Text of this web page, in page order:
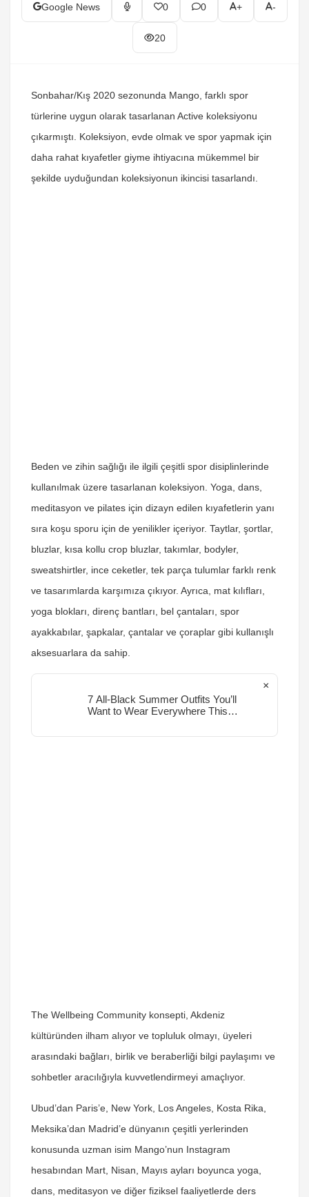
Google News 0 0 + -
20
Sonbahar/Kış 2020 sezonunda Mango, farklı spor
türlerine uygun olarak tasarlanan Active koleksiyonu
çıkarmıştı. Koleksiyon, evde olmak ve spor yapmak için
daha rahat kıyafetler giyme ihtiyacına mükemmel bir
şekilde uyduğundan koleksiyonun ikincisi tasarlandı.
Beden ve zihin sağlığı ile ilgili çeşitli spor disiplinlerinde
kullanılmak üzere tasarlanan koleksiyon. Yoga, dans,
meditasyon ve pilates için dizayn edilen kıyafetlerin yanı
sıra koşu sporu için de yenilikler içeriyor. Taytlar, şortlar,
bluzlar, kısa kollu crop bluzlar, takımlar, bodyler,
sweatshirtler, ince ceketler, tek parça tulumlar farklı renk
ve tasarımlarda karşımıza çıkıyor. Ayrıca, mat kılıfları,
yoga blokları, direnç bantları, bel çantaları, spor
ayakkabılar, şapkalar, çantalar ve çoraplar gibi kullanışlı
aksesuarlara da sahip.
7 All-Black Summer Outfits You’ll
Want to Wear Everywhere This
×
The Wellbeing Community konsepti, Akdeniz
kültüründen ilham alıyor ve topluluk olmayı, üyeleri
arasındaki bağları, birlik ve beraberliği bilgi paylaşımı ve
sohbetler aracılığıyla kuvvetlendirmeyi amaçlıyor.
Ubud’dan Paris’e, New York, Los Angeles, Kosta Rika,
Meksika’dan Madrid’e dünyanın çeşitli yerlerinden
konusunda uzman isim Mango’nun Instagram
hesabından Mart, Nisan, Mayıs ayları boyunca yoga,
dans, meditasyon ve diğer fiziksel faaliyetlerde ders